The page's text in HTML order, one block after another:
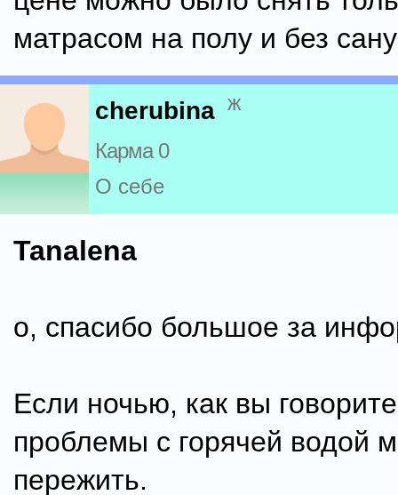
матрасом на полу и без
cherubina ж
Карма 0
О себе
Tanalena
о, спасибо большое за
Если ночью, как вы
проблемы с горячей водой
пережить.